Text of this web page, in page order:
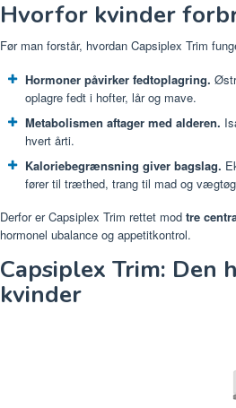
Hvorfor kvinder
Før man forstår, hvordan Capsiplex Trim
Hormoner påvirker fedtoplagring.
oplagre fedt i hofter, lår og mave.
Metabolismen aftager med alderen.
hvert årti.
Kaloriebegrænsning giver bagslag.
fører til træthed, trang til mad og
Derfor er Capsiplex Trim rettet mod tre
hormonel ubalance og appetitkontrol.
Capsiplex Trim:
kvinder